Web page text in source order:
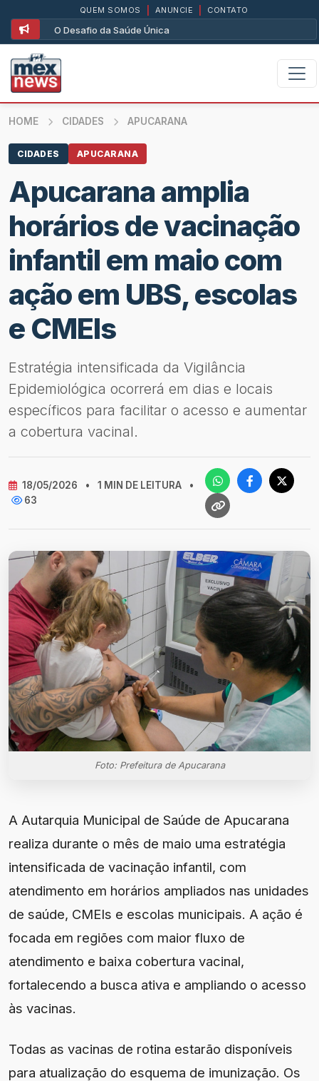
O Desafio da Saúde Única
QUEM SOMOS ANUNCIE CONTATO
HOME CIDADES APUCARANA
CIDADES APUCARANA
Apucarana amplia
horários de vacinação
infantil em maio com
ação em UBS, escolas
e CMEIs
Estratégia intensificada da Vigilância
Epidemiológica ocorrerá em dias e locais
específicos para facilitar o acesso e aumentar
a cobertura vacinal.
18/05/2026 • 1 MIN DE LEITURA
•
63
Foto: Prefeitura de Apucarana
A Autarquia Municipal de Saúde de Apucarana
realiza durante o mês de maio uma estratégia
intensificada de vacinação infantil, com
atendimento em horários ampliados nas unidades
de saúde, CMEIs e escolas municipais. A ação é
focada em regiões com maior fluxo de
atendimento e baixa cobertura vacinal,
fortalecendo a busca ativa e ampliando o acesso
às vacinas.
Todas as vacinas de rotina estarão disponíveis
para atualização do esquema de imunização. Os